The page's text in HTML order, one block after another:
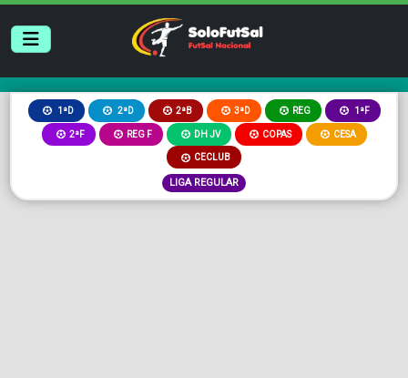
1ªD 2ªD 2ªB 3ªD REG 1ªF
2ªF REG F DH JV COPAS CESA
CECLUB
LIGA REGULAR